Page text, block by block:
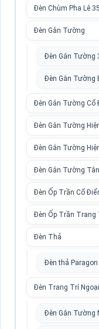
Đèn Chùm Pha Lê
Đèn Gắn Tường
Đèn Gắn Tường
Đèn Gắn Tường
Đèn Gắn Tường Cổ
Đèn Gắn Tường
Đèn Gắn Tường
Đèn Gắn Tường
Đèn Ốp Trần Cổ
Đèn Ốp Trần Trang
Đèn Thả
Đèn thả Paragon
Đèn Trang Trí
Đèn Gắn Tường